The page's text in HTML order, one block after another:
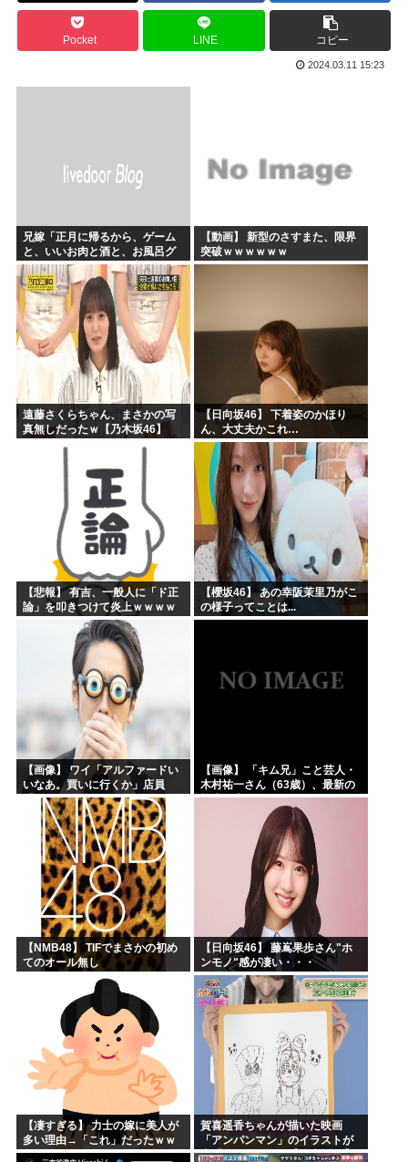
【画像】広島市長のスピーチを聞いてる時の高市早苗の顔ww...
【雑誌】かつて650万部を誇った「週刊少年ジャンプ」、発...
7時間かけて描いたHな糸会がこちら
Pocket LINE コピー
2024.03.11 15:23
兄嫁「正月に帰るから、ゲーム
と、いいお肉と酒と、お風呂グ
ッズの準備しとけよ」寝起きの
私「知るかボケ」兄嫁「キィィ
ィィー！！！！」私「あ…」
【動画】 新型のさすまた、限界
突破ｗｗｗｗｗｗ
遠藤さくらちゃん、まさかの写
真無しだったｗ【乃木坂46】
【日向坂46】 下着姿のかほり
ん、大丈夫かこれ…
【悲報】 有吉、一般人に「ド正
論」を叩きつけて炎上ｗｗｗｗ
【櫻坂46】 あの幸阪茉里乃がこ
の様子ってことは...
【画像】 ワイ「アルファードい
いなあ。買いに行くか」店員
「ほいっ見積もりな！」ワイ
「金額おかしくね？」←お前ら
もそう思うよな？？？？？
【画像】 「キム兄」こと芸人・
木村祐一さん（63歳）、最新の
松本人志さんとのツーショット
が完全に別人だとネット騒然！
「マジで誰かわからん」...
【NMB48】 TIFでまさかの初め
てのオール無し
【日向坂46】 藤嶌果歩さん"ホ
ンモノ"感が凄い・・・
【凄すぎる】 力士の嫁に美人が
多い理由→「これ」だったｗｗ
ｗｗｗｗｗ
賀喜遥香ちゃんが描いた映画
「アンパンマン」のイラストが
上手すぎる！！！【乃木坂46】